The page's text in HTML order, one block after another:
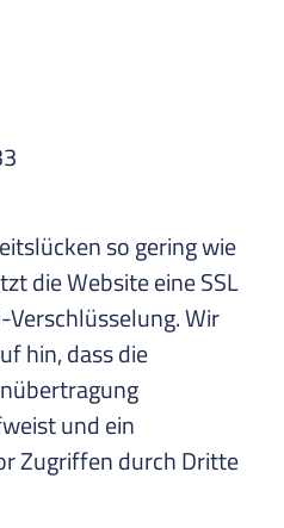
so gering wie
die Website eine SSL
Verschlüsselung. Wir
hin, dass die
und ein
Zugriffen durch Dritte